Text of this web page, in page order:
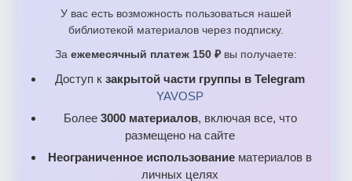
У вас есть возможность пользоваться нашей
библиотекой материалов через подписку.
За ежемесячный платеж 150 ₽ вы получаете:
Доступ к закрытой части группы в Telegram
YAVOSP
Более 3000 материалов, включая все, что
размещено на сайте
Неограниченное использование материалов в
личных целях